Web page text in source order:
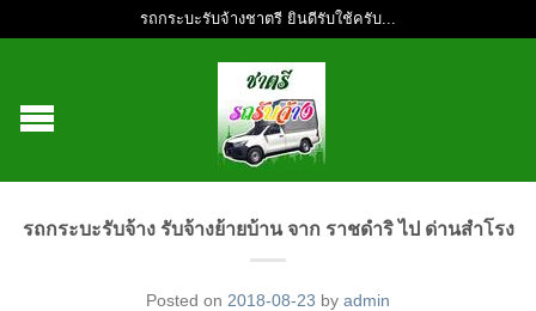
รถกระบะรับจ้างชาตรี ยินดีรับใช้ครับ...
รถกระบะรับจ้าง รับจ้างย้ายบ้าน จาก ราชดำริ ไป ด่านสำโรง
Posted on 2018-08-23 by admin